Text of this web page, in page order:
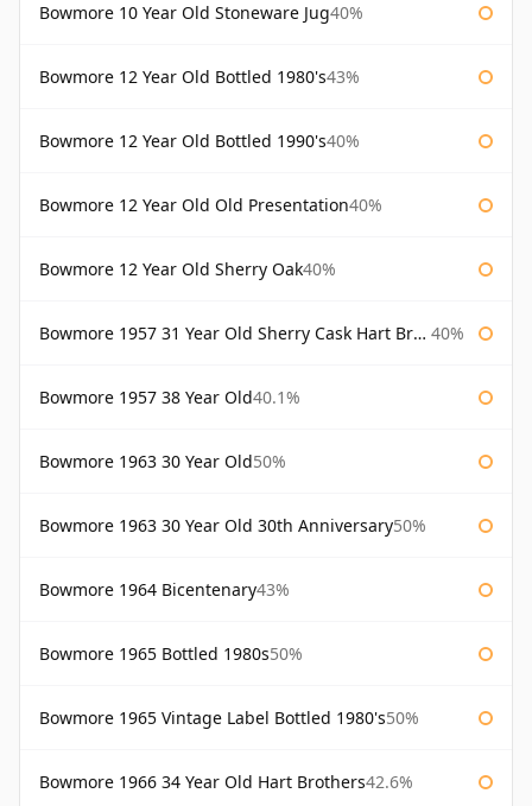
Bowmore 10 Year Old Stoneware Jug40%
Bowmore 12 Year Old Bottled 1980's43%
Bowmore 12 Year Old Bottled 1990's40%
Bowmore 12 Year Old Old Presentation40%
Bowmore 12 Year Old Sherry Oak40%
Bowmore 1957 31 Year Old Sherry Cask Hart Brothers 40%
Bowmore 1957 38 Year Old40.1%
Bowmore 1963 30 Year Old50%
Bowmore 1963 30 Year Old 30th Anniversary50%
Bowmore 1964 Bicentenary43%
Bowmore 1965 Bottled 1980s50%
Bowmore 1965 Vintage Label Bottled 1980's50%
Bowmore 1966 34 Year Old Hart Brothers42.6%